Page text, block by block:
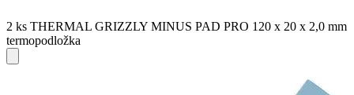
2 ks THERMAL GRIZZLY MINUS PAD PRO 120 x 20 x 2,0 mm
termopodložka